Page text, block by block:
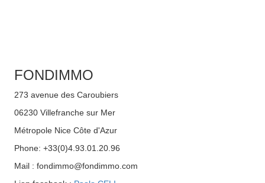
FONDIMMO
273 avenue des Caroubiers
06230 Villefranche sur Mer
Métropole Nice Côte d'Azur
Phone: +33(0)4.93.01.20.96
Mail : fondimmo@fondimmo.com